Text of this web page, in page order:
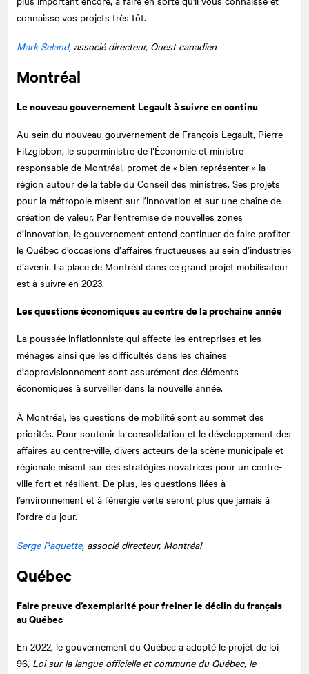
connaisse vos projets très tôt.
Mark Seland, associé directeur, Ouest canadien
Montréal
Le nouveau gouvernement Legault à suivre en continu
Au sein du nouveau gouvernement de François Legault, Pierre
Fitzgibbon, le superministre de l’Économie et ministre
responsable de Montréal, promet de « bien représenter » la
région autour de la table du Conseil des ministres. Ses projets
pour la métropole misent sur l’innovation et sur une chaîne de
création de valeur. Par l’entremise de nouvelles zones
d’innovation, le gouvernement entend continuer de faire profiter
le Québec d’occasions d’affaires fructueuses au sein d’industries
d’avenir. La place de Montréal dans ce grand projet mobilisateur
est à suivre en 2023.
Les questions économiques au centre de la prochaine année
La poussée inflationniste qui affecte les entreprises et les
ménages ainsi que les difficultés dans les chaînes
d’approvisionnement sont assurément des éléments
économiques à surveiller dans la nouvelle année.
À Montréal, les questions de mobilité sont au sommet des
priorités. Pour soutenir la consolidation et le développement des
affaires au centre-ville, divers acteurs de la scène municipale et
régionale misent sur des stratégies novatrices pour un centre-
ville fort et résilient. De plus, les questions liées à
l’environnement et à l’énergie verte seront plus que jamais à
l’ordre du jour.
Serge Paquette, associé directeur, Montréal
Québec
Faire preuve d’exemplarité pour freiner le déclin du français
au Québec
En 2022, le gouvernement du Québec a adopté le projet de loi
96, Loi sur la langue officielle et commune du Québec, le